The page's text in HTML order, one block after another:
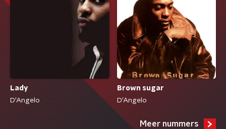
Lady
D'Angelo
Brown sugar
D'Angelo
Meer nummers